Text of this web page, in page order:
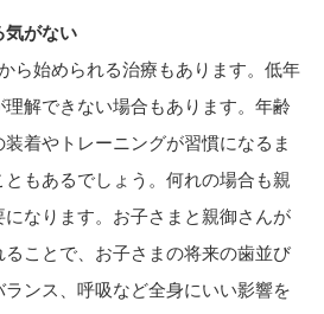
気がない
ら始められる治療もあります。低年
解できない場合もあります。年齢
着やトレーニングが習慣になるま
もあるでしょう。何れの場合も親
なります。お子さまと親御さんが
ことで、お子さまの将来の歯並び
ンス、呼吸など全身にいい影響を